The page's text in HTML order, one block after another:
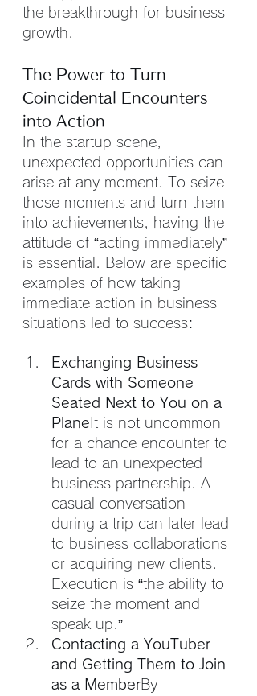
the breakthrough for business
growth.
The Power to Turn
Coincidental Encounters
into Action
In the startup scene,
unexpected opportunities can
arise at any moment. To seize
those moments and turn them
into achievements, having the
attitude of “acting immediately”
is essential. Below are specific
examples of how taking
immediate action in business
situations led to success:
Exchanging Business
Cards with Someone
Seated Next to You on a
Plane It is not uncommon
for a chance encounter to
lead to an unexpected
business partnership. A
casual conversation
during a trip can later lead
to business collaborations
or acquiring new clients.
Execution is “the ability to
seize the moment and
speak up.”
Contacting a YouTuber
and Getting Them to Join
as a MemberBy